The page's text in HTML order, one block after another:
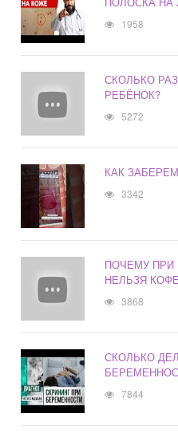
1958
СКОЛЬКО
РЕБЁНОК?
5272
КАК
3342
ПОЧЕМУ ПРИ
НЕЛЬЗЯ КОФЕ
3868
СКОЛЬКО
7844